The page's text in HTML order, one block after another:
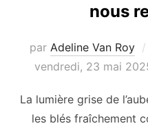
nous
par Adeline Van Roy
vendredi, 23 mai
La lumière grise de
les blés fraîchement